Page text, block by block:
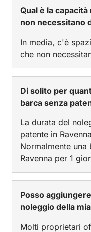
Qual è la
non necessitano
In media, c'è
che non
Di solito per
barca senza
La durata del
patente in
Normalmente una
Ravenna per 1
Posso
noleggio della
Molti proprietari